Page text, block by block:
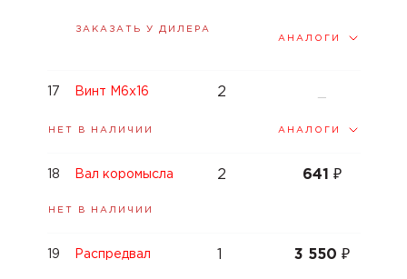
ЗАКАЗАТЬ У ДИЛЕРА
АНАЛОГИ
Винт M6x16 2 —
НЕТ В НАЛИЧИИ АНАЛОГИ
17
Вал коромысла 2 641₽
НЕТ В НАЛИЧИИ
18
Распредвал 3 550₽
19